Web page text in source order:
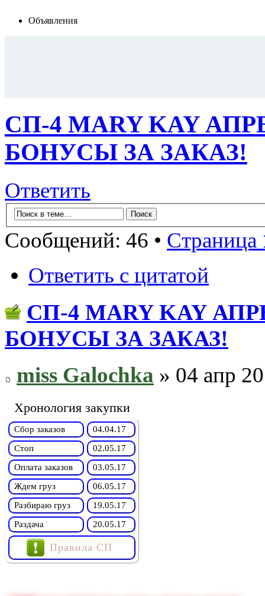
Объявления
СП-4 MARY KAY
БОНУСЫ ЗА ЗАКАЗ!
Ответить
Сообщений: 46 • Страница
Ответить с цитатой
СП-4 MARY KAY
БОНУСЫ ЗА ЗАКАЗ!
miss Galochka » 04 апр
Хронология закупки
Сбор заказов
04.04.17
Стоп
02.05.17
Оплата заказов
03.05.17
Ждем груз
06.05.17
Разбираю груз
19.05.17
Раздача
20.05.17
Правила СП